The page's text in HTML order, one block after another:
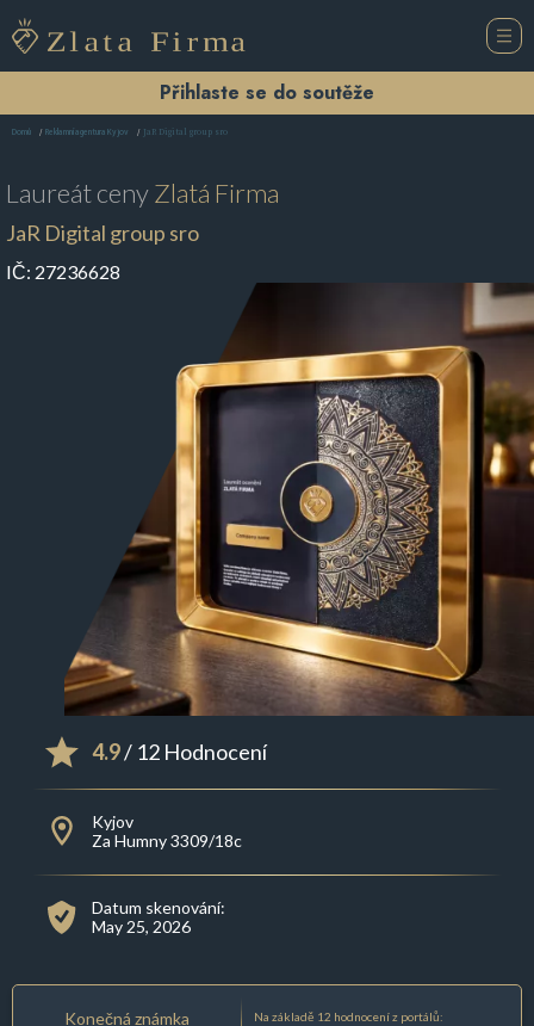
Přihlaste se do soutěže
Domů Reklamní agentura Kyjov JaR Digital group sro
Laureát cenyZlatá Firma
JaR Digital group sro
IČ: 27236628
4.9/ 12 Hodnocení
Kyjov
Za Humny 3309/18c
Datum skenování:
May 25, 2026
Konečná známka Na základě 12 hodnocení z portálů: